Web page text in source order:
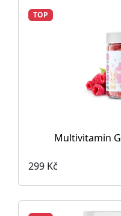
TOP
Multivitamin
299 Kč